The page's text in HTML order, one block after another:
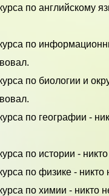
по английскому
по
по биологии и
по географии -
по истории -
по физике - никто
по химии - никто